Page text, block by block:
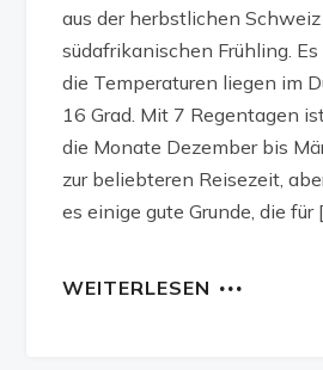
aus der herbstlichen
südafrikanischen Frühling.
die Temperaturen liegen im
16 Grad. Mit 7 Regentagen
die Monate Dezember bis
zur beliebteren Reisezeit,
es einige gute Grunde, die für
WEITERLESEN